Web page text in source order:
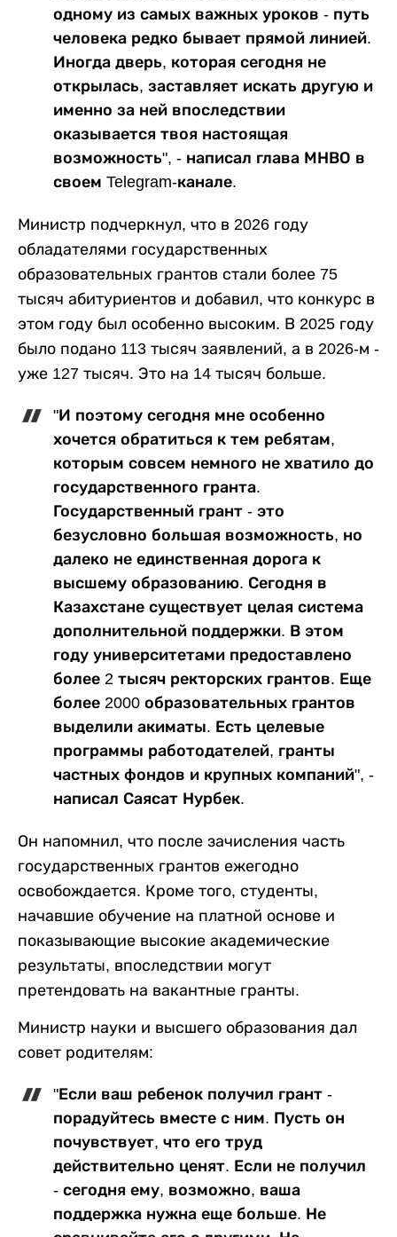
одному из самых важных уроков - путь
человека редко бывает прямой линией.
Иногда дверь, которая сегодня не
открылась, заставляет искать другую и
именно за ней впоследствии
оказывается твоя настоящая
возможность", - написал глава МНВО в
своем Telegram-канале.
Министр подчеркнул, что в 2026 году
обладателями государственных
образовательных грантов стали более 75
тысяч абитуриентов и добавил, что конкурс в
этом году был особенно высоким. В 2025 году
было подано 113 тысяч заявлений, а в 2026-м -
уже 127 тысяч. Это на 14 тысяч больше.
"И поэтому сегодня мне особенно
хочется обратиться к тем ребятам,
которым совсем немного не хватило до
государственного гранта.
Государственный грант - это
безусловно большая возможность, но
далеко не единственная дорога к
высшему образованию. Сегодня в
Казахстане существует целая система
дополнительной поддержки. В этом
году университетами предоставлено
более 2 тысяч ректорских грантов. Еще
более 2000 образовательных грантов
выделили акиматы. Есть целевые
программы работодателей, гранты
частных фондов и крупных компаний", -
написал Саясат Нурбек.
Он напомнил, что после зачисления часть
государственных грантов ежегодно
освобождается. Кроме того, студенты,
начавшие обучение на платной основе и
показывающие высокие академические
результаты, впоследствии могут
претендовать на вакантные гранты.
Министр науки и высшего образования дал
совет родителям:
"Если ваш ребенок получил грант -
порадуйтесь вместе с ним. Пусть он
почувствует, что его труд
действительно ценят. Если не получил
- сегодня ему, возможно, ваша
поддержка нужна еще больше. Не